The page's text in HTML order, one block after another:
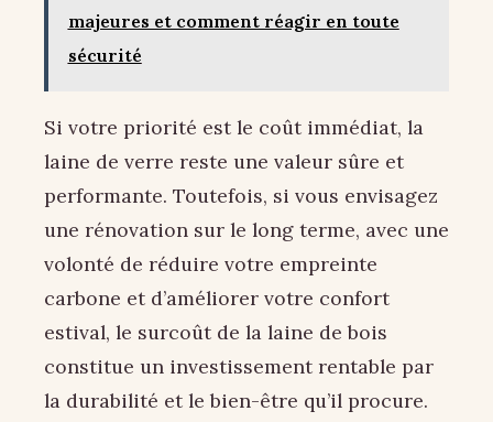
majeures et comment réagir en toute
sécurité
Si votre priorité est le coût immédiat, la
laine de verre reste une valeur sûre et
performante. Toutefois, si vous envisagez
une rénovation sur le long terme, avec une
volonté de réduire votre empreinte
carbone et d’améliorer votre confort
estival, le surcoût de la laine de bois
constitue un investissement rentable par
la durabilité et le bien-être qu’il procure.